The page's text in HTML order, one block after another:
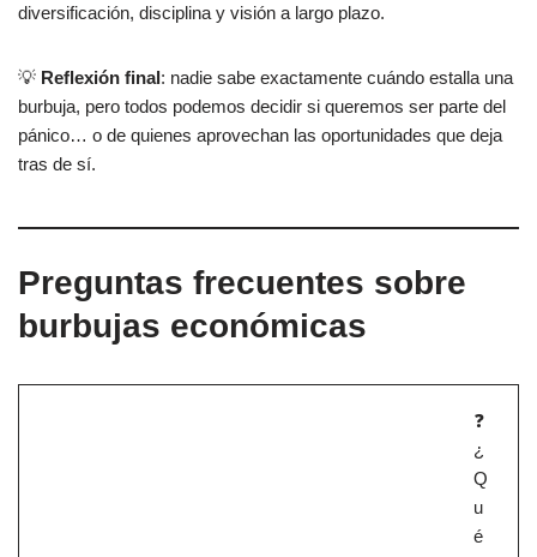
diversificación, disciplina y visión a largo plazo.
💡 Reflexión final: nadie sabe exactamente cuándo estalla una
burbuja, pero todos podemos decidir si queremos ser parte del
pánico… o de quienes aprovechan las oportunidades que deja
tras de sí.
Preguntas frecuentes sobre
burbujas económicas
❓
¿
Q
u
é